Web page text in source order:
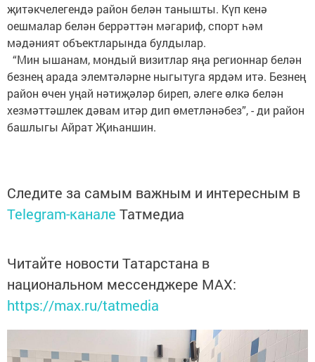
җитәкчелегендә район белән танышты. Күп кенә
оешмалар белән беррәттән мәгариф, спорт һәм
мәдәният объектларында булдылар.
“Мин ышанам, мондый визитлар яңа регионнар белән
безнең арада элемтәләрне ныгытуга ярдәм итә. Безнең
район өчен уңай нәтиҗәләр биреп, әлеге өлкә белән
хезмәттәшлек дәвам итәр дип өметләнәбез”, - ди район
башлыгы Айрат Җиһаншин.
Следите за самым важным и интересным в
Telegram-канале Татмедиа
Читайте новости Татарстана в
национальном мессенджере MАХ:
https://max.ru/tatmedia